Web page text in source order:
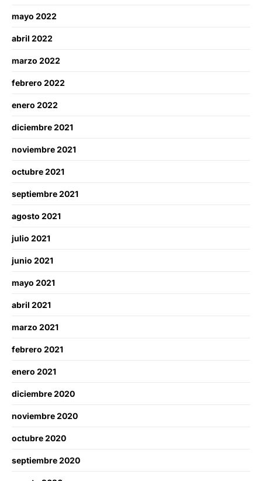
mayo 2022
abril 2022
marzo 2022
febrero 2022
enero 2022
diciembre 2021
noviembre 2021
octubre 2021
septiembre 2021
agosto 2021
julio 2021
junio 2021
mayo 2021
abril 2021
marzo 2021
febrero 2021
enero 2021
diciembre 2020
noviembre 2020
octubre 2020
septiembre 2020